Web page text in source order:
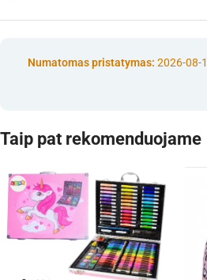
Numatomas pristatymas: 2026-08-
Taip pat rekomenduojame